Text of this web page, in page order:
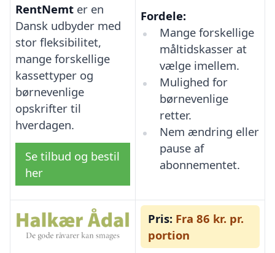
RentNemt er en
Dansk udbyder med
stor fleksibilitet,
mange forskellige
kassettyper og
børnevenlige
opskrifter til
hverdagen.
Se tilbud og bestil
her
Fordele:
Mange forskellige
måltidskasser at
vælge imellem.
Mulighed for
børnevenlige
retter.
Nem ændring eller
pause af
abonnementet.
Pris: Fra 86 kr. pr.
portion